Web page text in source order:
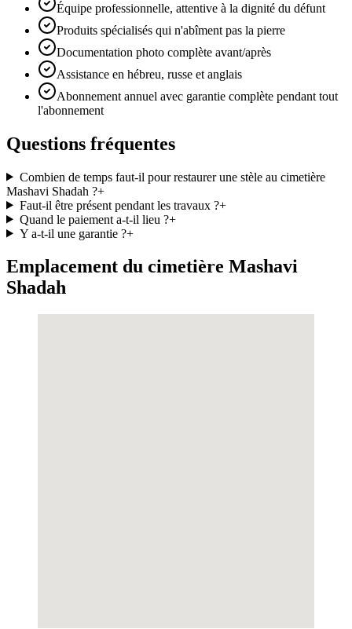
Équipe professionnelle, attentive à la dignité du défunt
Produits spécialisés qui n'abîment pas la pierre
Documentation photo complète avant/après
Assistance en hébreu, russe et anglais
Abonnement annuel avec garantie complète pendant tout
l'abonnement
Questions fréquentes
Combien de temps faut-il pour restaurer une stèle au cimetière
Mashavi Shadah ?+
Faut-il être présent pendant les travaux ?+
Quand le paiement a-t-il lieu ?+
Y a-t-il une garantie ?+
Emplacement du cimetière Mashavi
Shadah